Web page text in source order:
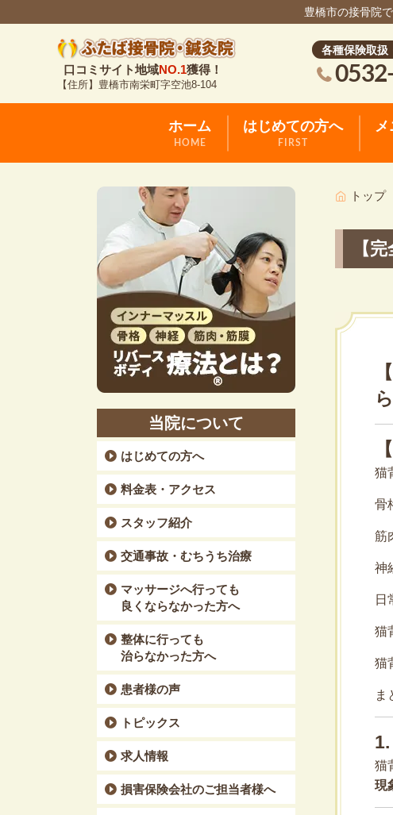
豊橋市の接骨院
口コミサイト地域NO.1獲得！
【住所】豊橋市南栄町字空池8-104
各種保険取扱
ホーム
HOME
はじめての方へ
FIRST
メ
トップ
【
猫
骨
筋
神
日
猫
猫
ま
猫
現
当院について
はじめての方へ
料金表・アクセス
スタッフ紹介
交通事故・むちうち治療
マッサージへ行っても
良くならなかった方へ
整体に行っても
治らなかった方へ
患者様の声
トピックス
求人情報
損害保険会社のご担当者様へ